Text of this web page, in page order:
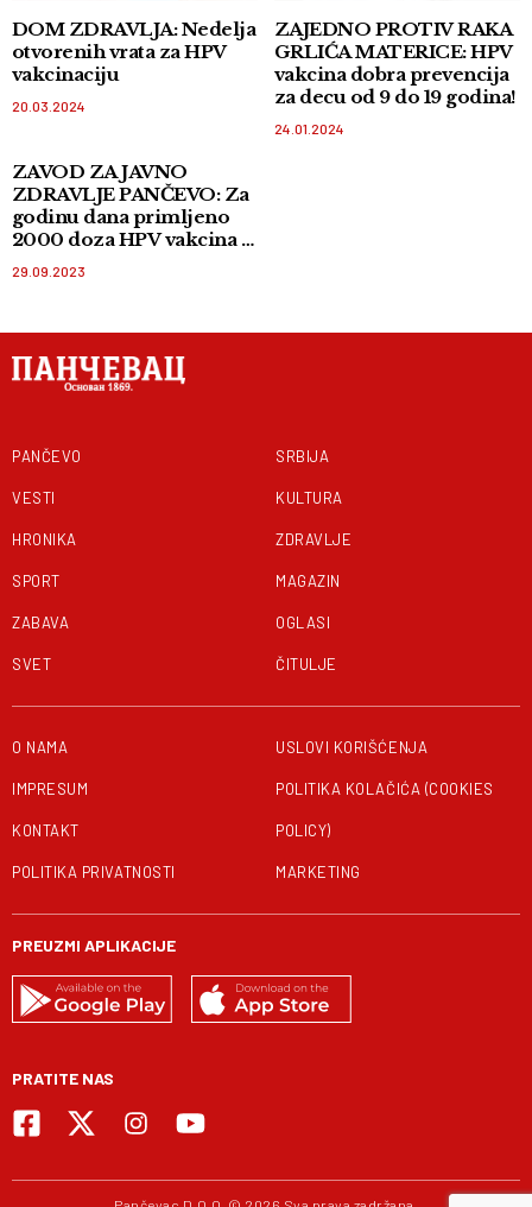
DOM ZDRAVLJA: Nedelja
otvorenih vrata za HPV
vakcinaciju
20.03.2024
ZAJEDNO PROTIV RAKA
GRLIĆA MATERICE: HPV
vakcina dobra prevencija
za decu od 9 do 19 godina!
24.01.2024
ZAVOD ZA JAVNO
ZDRAVLJE PANČEVO: Za
godinu dana primljeno
2000 doza HPV vakcina u
29.09.2023
PANČEVO
VESTI
HRONIKA
SPORT
ZABAVA
SVET
SRBIJA
KULTURA
ZDRAVLJE
MAGAZIN
OGLASI
ČITULJE
O NAMA
IMPRESUM
KONTAKT
POLITIKA PRIVATNOSTI
USLOVI KORIŠĆENJA
POLITIKA KOLAČIĆA (COOKIES
POLICY)
MARKETING
PREUZMI APLIKACIJE
PRATITE NAS